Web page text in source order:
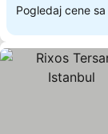
Pogledaj cene sa